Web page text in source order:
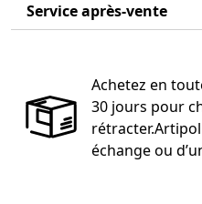
Service après-vente
Achetez en
30 jours pour
échange ou